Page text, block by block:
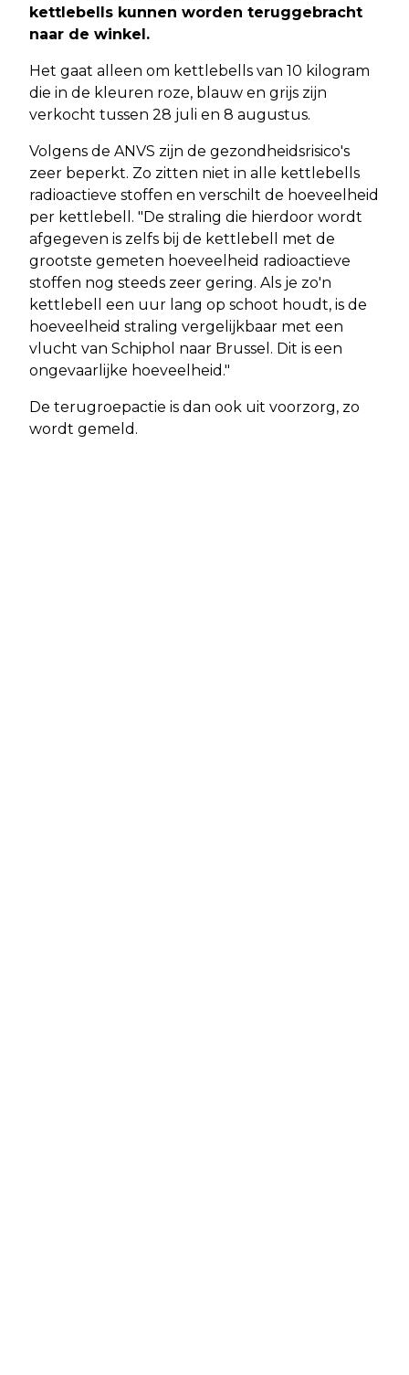
kettlebells kunnen worden teruggebracht
naar de winkel.
Het gaat alleen om kettlebells van 10 kilogram
die in de kleuren roze, blauw en grijs zijn
verkocht tussen 28 juli en 8 augustus.
Volgens de ANVS zijn de gezondheidsrisico's
zeer beperkt. Zo zitten niet in alle kettlebells
radioactieve stoffen en verschilt de hoeveelheid
per kettlebell. "De straling die hierdoor wordt
afgegeven is zelfs bij de kettlebell met de
grootste gemeten hoeveelheid radioactieve
stoffen nog steeds zeer gering. Als je zo'n
kettlebell een uur lang op schoot houdt, is de
hoeveelheid straling vergelijkbaar met een
vlucht van Schiphol naar Brussel. Dit is een
ongevaarlijke hoeveelheid."
De terugroepactie is dan ook uit voorzorg, zo
wordt gemeld.